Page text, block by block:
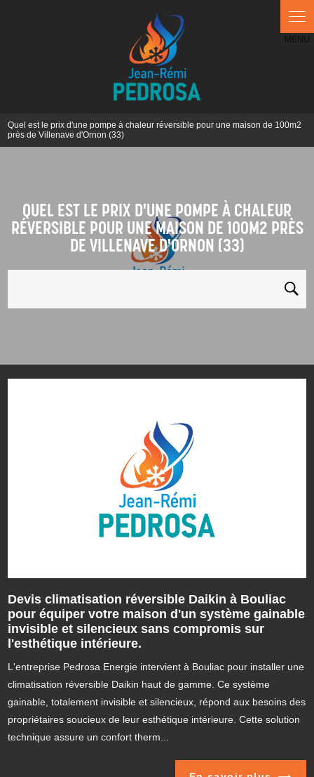
Quel est le prix d'une pompe à chaleur réversible pour une maison de 100m2
près de Villenave d'Ornon (33)
QUEL EST LE PRIX D'UNE POMPE À CHALEUR
RÉVERSIBLE POUR UNE MAISON DE 100M2 PRÈS
DE VILLENAVE D'ORNON (33)
Devis climatisation réversible Daikin à Bouliac
pour équiper votre maison d'un système gainable
invisible et silencieux sans compromis sur
l'esthétique intérieure.
L'entreprise Pedrosa Energie intervient à Bouliac pour installer une
climatisation réversible Daikin haut de gamme. Ce système
gainable, totalement invisible et silencieux, répond aux besoins des
propriétaires soucieux de leur esthétique intérieure. Cette solution
technique assure un confort therm...